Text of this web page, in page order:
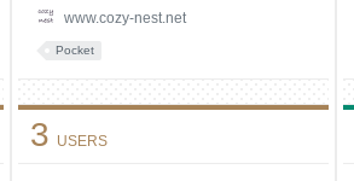
www.cozy-nest.net
Pocket
3 USERS